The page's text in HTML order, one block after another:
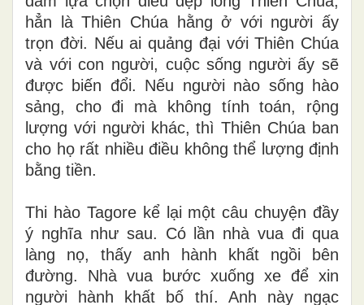
hẳn là Thiên Chúa hằng ở với người ấy
trọn đời. Nếu ai quảng đại với Thiên Chúa
và với con người, cuộc sống người ấy sẽ
được biến đổi. Nếu người nào sống hào
sảng, cho đi mà không tính toán, rộng
lượng với người khác, thì Thiên Chúa ban
cho họ rất nhiều điều không thể lượng định
bằng tiền.
Thi hào Tagore kểlại một câu chuyện đầy
ý nghĩa như sau. Có lần nhà vua đi qua
làng nọ, thấy anh hành khất ngồi bên
đường. Nhà vua bước xuống xe để xin
người hành khất bố thí. Anh này ngạc